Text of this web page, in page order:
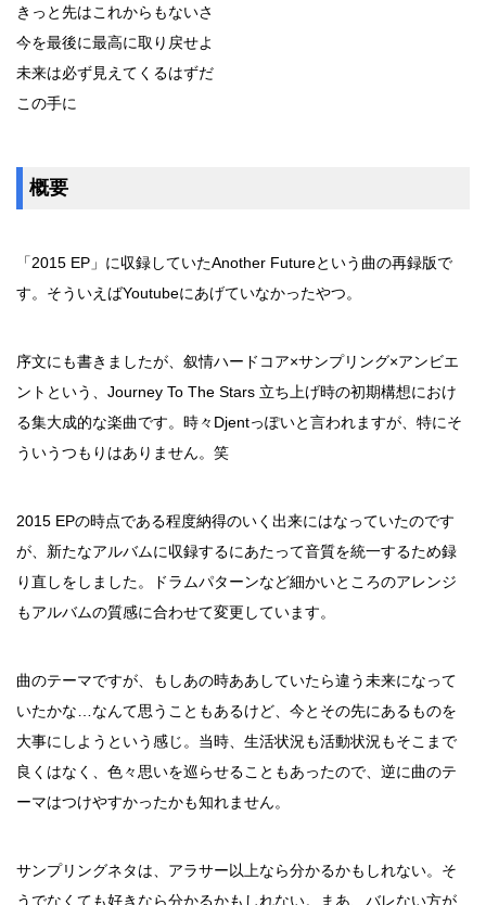
きっと先はこれからもないさ
今を最後に最高に取り戻せよ
未来は必ず見えてくるはずだ
この手に
概要
「2015 EP」に収録していたAnother Futureという曲の再録版で
す。そういえばYoutubeにあげていなかったやつ。
序文にも書きましたが、叙情ハードコア×サンプリング×アンビエ
ントという、Journey To The Stars 立ち上げ時の初期構想におけ
る集大成的な楽曲です。時々Djentっぽいと言われますが、特にそ
ういうつもりはありません。笑
2015 EPの時点である程度納得のいく出来にはなっていたのです
が、新たなアルバムに収録するにあたって音質を統一するため録
り直しをしました。ドラムパターンなど細かいところのアレンジ
もアルバムの質感に合わせて変更しています。
曲のテーマですが、もしあの時ああしていたら違う未来になって
いたかな…なんて思うこともあるけど、今とその先にあるものを
大事にしようという感じ。当時、生活状況も活動状況もそこまで
良くはなく、色々思いを巡らせることもあったので、逆に曲のテ
ーマはつけやすかったかも知れません。
サンプリングネタは、アラサー以上なら分かるかもしれない。そ
うでなくても好きなら分かるかもしれない。まあ、バレない方が